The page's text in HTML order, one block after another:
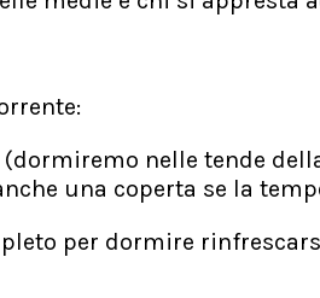
(dormiremo nelle tende
una coperta se la
per dormire